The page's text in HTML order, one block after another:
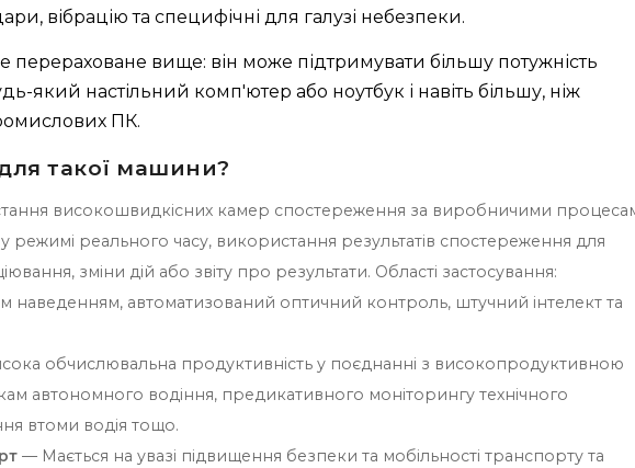
вібрацію та специфічні для галузі небезпеки.
перераховане вище: він може підтримувати більшу потужність
який настільний комп'ютер або ноутбук і навіть більшу, ніж
ПК.
такої машини?
високошвидкісних камер спостереження за виробничими
режимі реального часу, використання результатів спостереження для
зміни дій або звіту про результати. Області застосування:
наведенням, автоматизований оптичний контроль, штучний інтелект та
обчислювальна продуктивність у поєднанні з високопродуктивною
автономного водіння, предикативного моніторингу технічного
втоми водія тощо.
— Мається на увазі підвищення безпеки та мобільності транспорту та